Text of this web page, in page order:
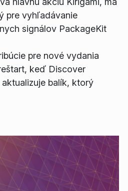
pre vyhľadávanie
signálov PackageKit
pre nové vydania
keď Discover
balík, ktorý